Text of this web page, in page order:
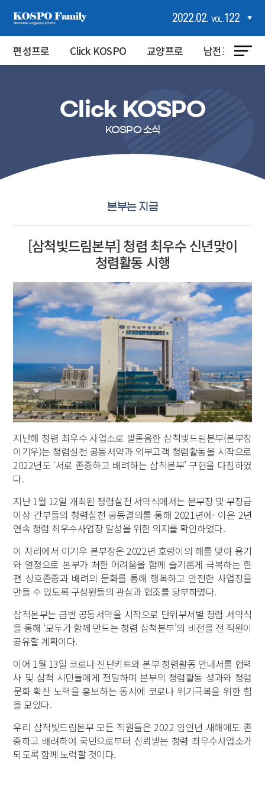
2022.02. VOL.122
편성프로 Click KOSPO 교양프로 남전프로
Click KOSPO
KOSPO 소식
본부는 지금
[삼척빛드림본부] 청렴 최우수 신년맞이
청렴활동 시행
지난해 청렴 최우수 사업소로 발돋움한 삼척빛드림본부(본부장
이기우)는 청렴실천 공동서약과 외부고객 청렴활동을 시작으로
2022년도 ‘서로 존중하고 배려하는 삼척본부’ 구현을 다짐하였
다.
지난 1월 12일 개최된 청렴실천 서약식에서는 본부장 및 부장급
이상 간부들의 청렴실천 공동결의를 통해 2021년에- 이은 2년
연속 청렴 최우수사업장 달성을 위한 의지를 확인하였다.
이 자리에서 이기우 본부장은 2022년 호랑이의 해를 맞아 용기
와 열정으로 본부가 처한 어려움을 함께 슬기롭게 극복하는 한
편 상호존중과 배려의 문화를 통해 행복하고 안전한 사업장을
만들 수 있도록 구성원들의 관심과 협조를 당부하였다.
삼척본부는 금번 공동서약을 시작으로 단위부서별 청렴 서약식
을 통해 ‘모두가 함께 만드는 청렴 삼척본부’의 비전을 전 직원이
공유할 계획이다.
이어 1월 13일 코로나 진단키트와 본부 청렴활동 안내서를 협력
사 및 삼척 시민들에게 전달하며 본부의 청렴활동 성과와 청렴
문화 확산 노력을 홍보하는 동시에 코로나 위기극복을 위한 힘
을 모았다.
우리 삼척빛드림본부 모든 직원들은 2022 임인년 새해에도 존
중하고 배려하여 국민으로부터 신뢰받는 청렴 최우수사업소가
되도록 함께 노력할 것이다.